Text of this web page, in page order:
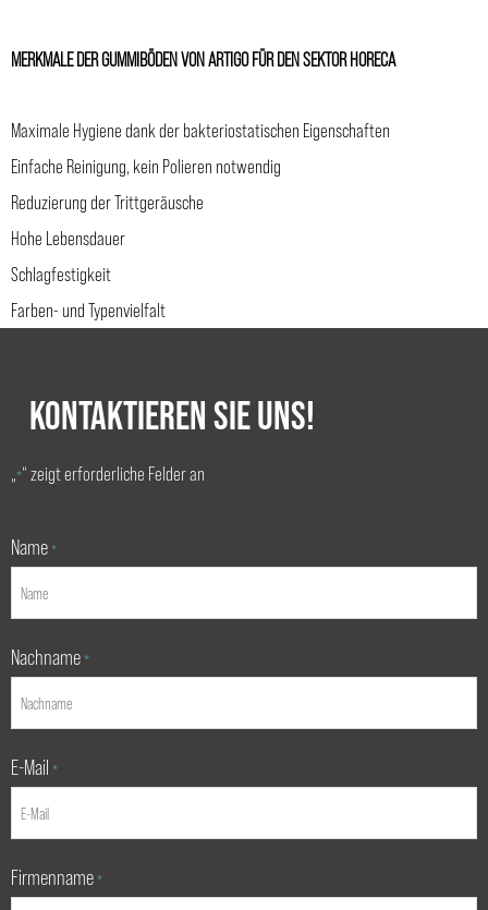
MERKMALE DER GUMMIBÖDEN VON ARTIGO FÜR DEN SEKTOR HORECA
Maximale Hygiene dank der bakteriostatischen Eigenschaften
Einfache Reinigung, kein Polieren notwendig
Reduzierung der Trittgeräusche
Hohe Lebensdauer
Schlagfestigkeit
Farben- und Typenvielfalt
KONTAKTIEREN SIE UNS!
„*“ zeigt erforderliche Felder an
Name *
Nachname *
E-Mail *
Firmenname *